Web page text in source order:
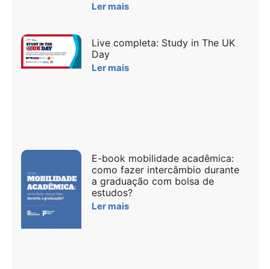
Ler mais
Live completa: Study in The UK
Day
Ler mais
E-book mobilidade acadêmica:
como fazer intercâmbio durante
a graduação com bolsa de
estudos?
Ler mais